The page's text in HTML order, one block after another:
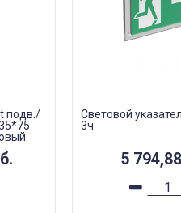
подв./
Световой
3ч
5 794,88